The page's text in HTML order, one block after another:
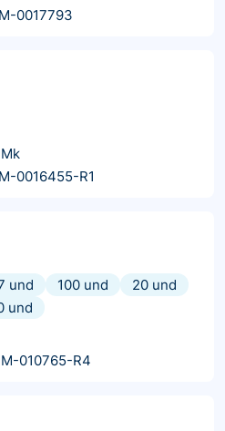
0017793
0016455-R1
und 100 und
20 und
und
010765-R4